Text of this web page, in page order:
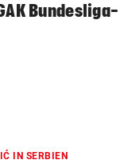
Bundesliga-
IN SERBIEN